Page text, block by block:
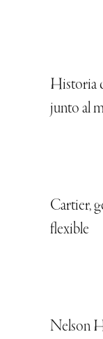
Historia
junto al
Cartier,
flexible
Nelson